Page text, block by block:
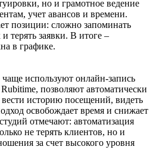
но и грамотное ведение
учет авансов и времени.
позиции: сложно запоминать
терять заявки. В итоге –
в графике.
используют онлайн-запись
позволяют автоматически
историю посещений, видеть
освобождает время и снижает
отмечают: автоматизация
не терять клиентов, но и
за счет высокого уровня